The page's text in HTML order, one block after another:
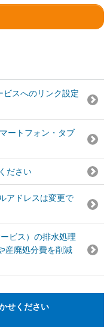
ビスへのリンク設定
ートフォン・タブ
ださい
アドレスは変更で
ビス）の排水処理
産廃処分費を削減
せください